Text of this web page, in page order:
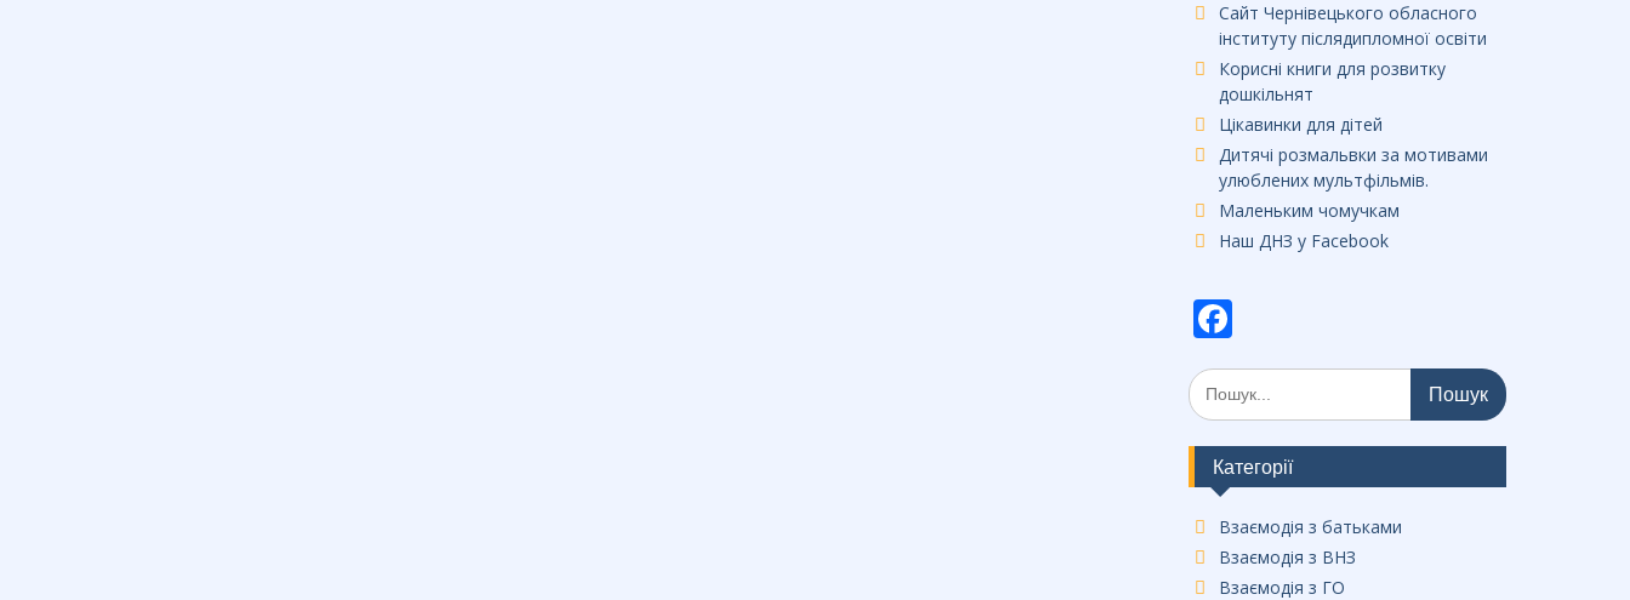
Сайт Чернівецького обласного
інституту післядипломної освіти
Корисні книги для розвитку
дошкільнят
Цікавинки для дітей
Дитячі розмальвки за мотивами
улюблених мультфільмів.
Маленьким чомучкам
Наш ДНЗ у Facebook
F
ac
e
b
o
o
k
Шукати:
Категорії
Взаємодія з батьками
Взаємодія з ВНЗ
Взаємодія з ГО